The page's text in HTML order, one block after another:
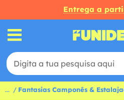
Entrega a
... Fantasias Camponês &